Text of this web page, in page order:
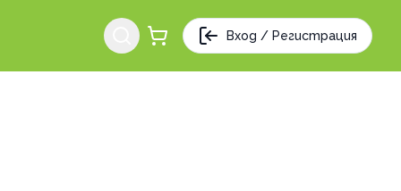
Вход / Регистрация